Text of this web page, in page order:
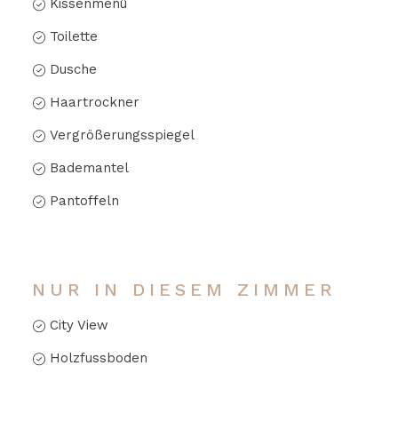
Toilette
Dusche
Haartrockner
Vergrößerungsspiegel
Bademantel
Pantoffeln
NUR IN DIESEM ZIMMER
City View
Holzfussboden